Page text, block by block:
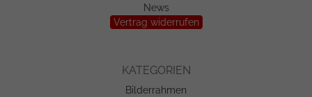
News
Vertrag widerrufen
KATEGORIEN
Bilderrahmen